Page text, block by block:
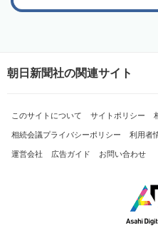
朝日新聞社の関連サイト
このサイトについて サイトポリシー
相続会議プライバシーポリシー 利用者
運営会社 広告ガイド お問い合わせ